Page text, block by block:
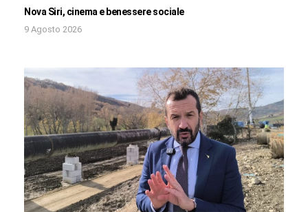
Nova Siri, cinema e benessere sociale
9 Agosto 2026